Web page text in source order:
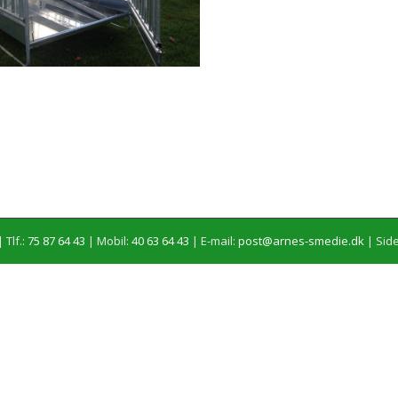
Tlf.:75 87 64 43 | Mobil:40 63 64 43 | E-mail:post@arnes-smedie.dk |